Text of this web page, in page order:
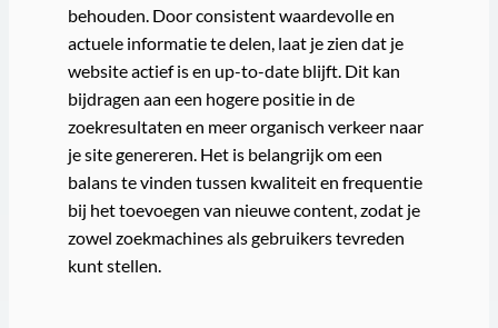
behouden. Door consistent waardevolle en
actuele informatie te delen, laat je zien dat je
website actief is en up-to-date blijft. Dit kan
bijdragen aan een hogere positie in de
zoekresultaten en meer organisch verkeer naar
je site genereren. Het is belangrijk om een
balans te vinden tussen kwaliteit en frequentie
bij het toevoegen van nieuwe content, zodat je
zowel zoekmachines als gebruikers tevreden
kunt stellen.